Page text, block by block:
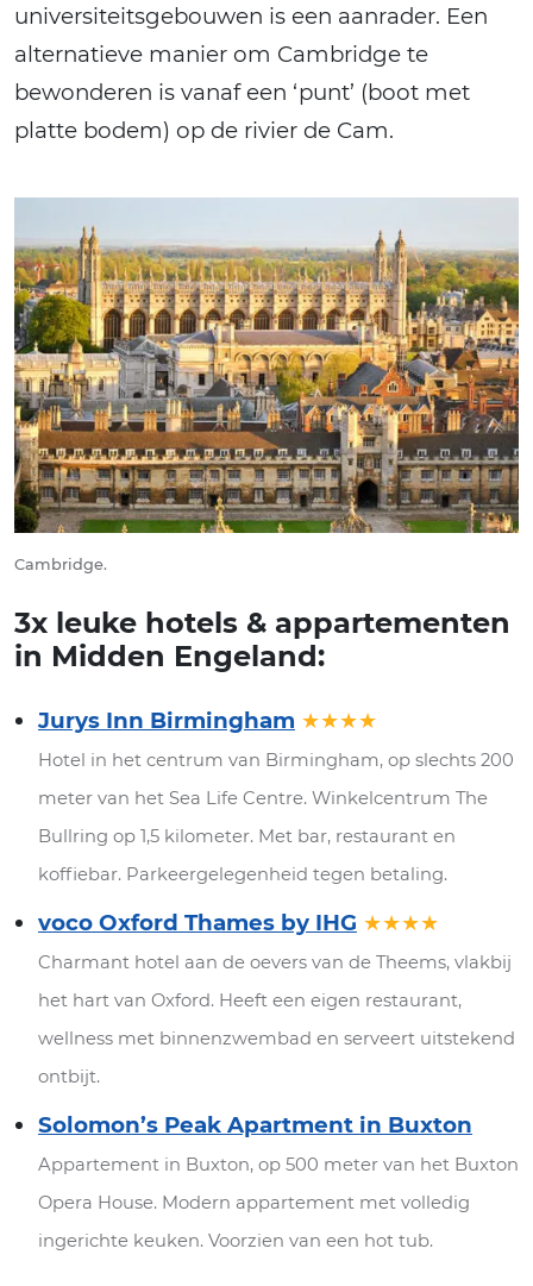
universiteitsgebouwen is een aanrader. Een
alternatieve manier om Cambridge te
bewonderen is vanaf een ‘punt’ (boot met
platte bodem) op de rivier de Cam.
Cambridge.
3x leuke hotels & appartementen
in Midden Engeland:
Jurys Inn Birmingham ★★★★
Hotel in het centrum van Birmingham, op slechts 200
meter van het Sea Life Centre. Winkelcentrum The
Bullring op 1,5 kilometer. Met bar, restaurant en
koffiebar. Parkeergelegenheid tegen betaling.
voco Oxford Thames by IHG ★★★★
Charmant hotel aan de oevers van de Theems, vlakbij
het hart van Oxford. Heeft een eigen restaurant,
wellness met binnenzwembad en serveert uitstekend
ontbijt.
Solomon’s Peak Apartment in Buxton
Appartement in Buxton, op 500 meter van het Buxton
Opera House. Modern appartement met volledig
ingerichte keuken. Voorzien van een hot tub.